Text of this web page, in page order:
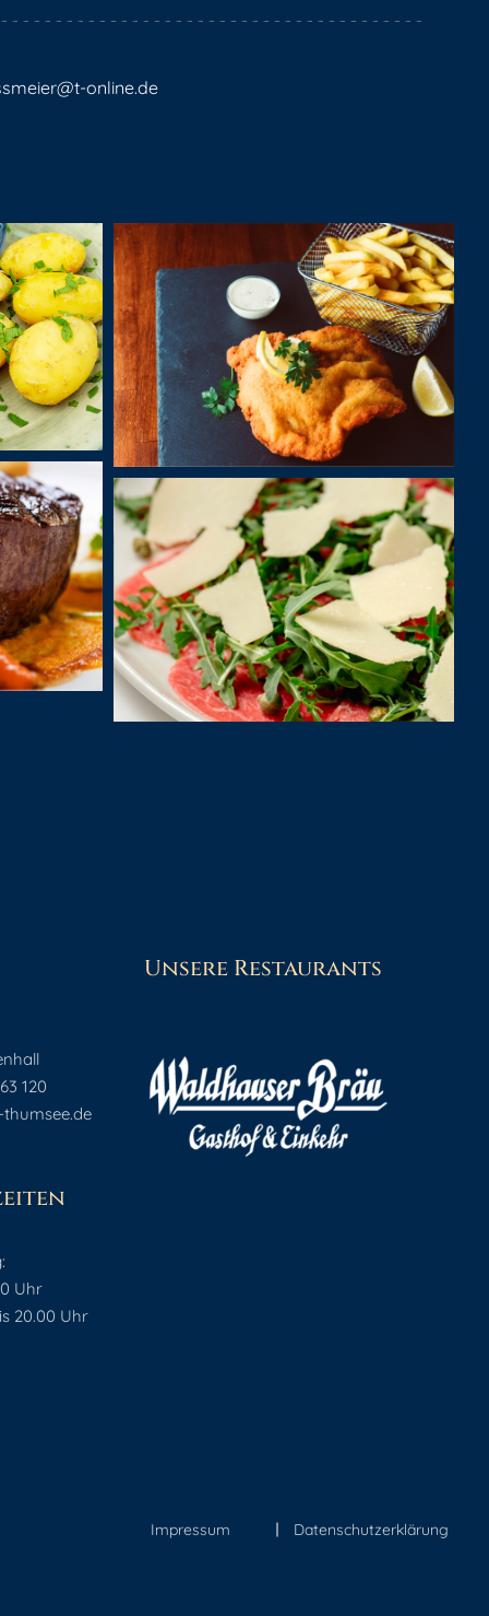
online.de
120
Uhr
20.00 Uhr
Unsere Restaurants
Impressum Datenschutzerklärung